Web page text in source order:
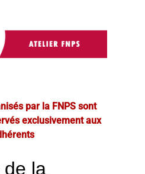
par la FNPS sont
exclusivement aux